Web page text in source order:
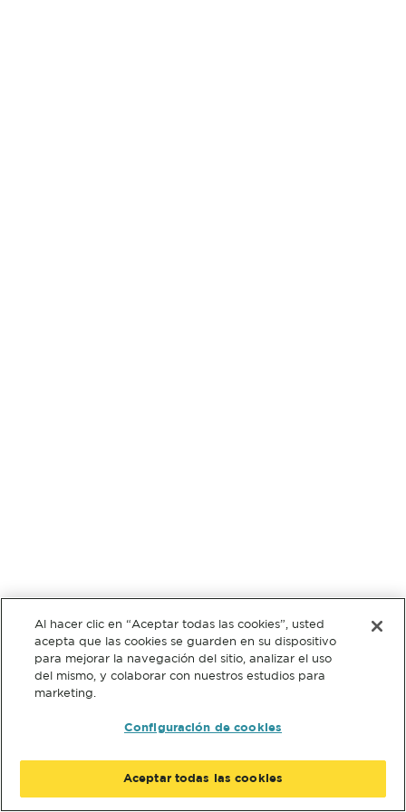
Al hacer clic en “Aceptar todas las cookies”, usted
acepta que las cookies se guarden en su dispositivo
para mejorar la navegación del sitio, analizar el uso
del mismo, y colaborar con nuestros estudios para
marketing.
Configuración de cookies
Aceptar todas las cookies